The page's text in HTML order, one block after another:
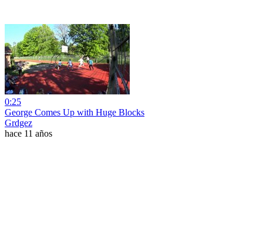
0:25
George Comes Up with Huge Blocks
Grdgez
hace 11 años